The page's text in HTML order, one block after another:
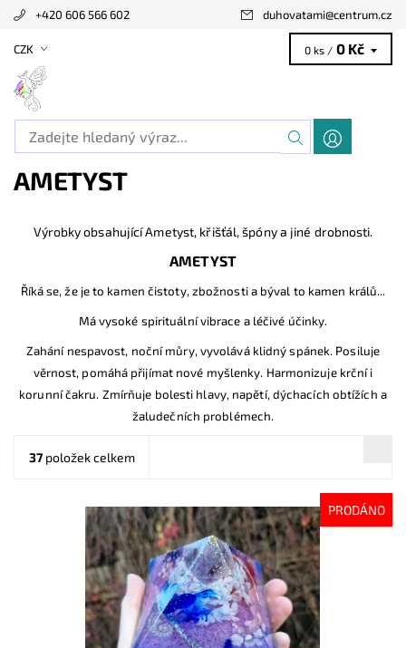
+420 606 566 602 duhovatami@centrum.cz
CZK 0 ks / 0 Kč
AMETYST
Výrobky obsahující Ametyst, křišťál, špóny a jiné drobnosti.
AMETYST
Říká se, že je to kamen čistoty, zbožnosti a býval to kamen králů...
Má vysoké spirituální vibrace a léčivé účinky.
Zahání nespavost, noční můry, vyvolává klidný spánek. Posiluje
věrnost, pomáhá přijímat nové myšlenky. Harmonizuje krční i
korunní čakru. Zmírňuje bolesti hlavy, napětí, dýchacích obtížích a
žaludečních problémech.
37 položek celkem
PRODÁNO